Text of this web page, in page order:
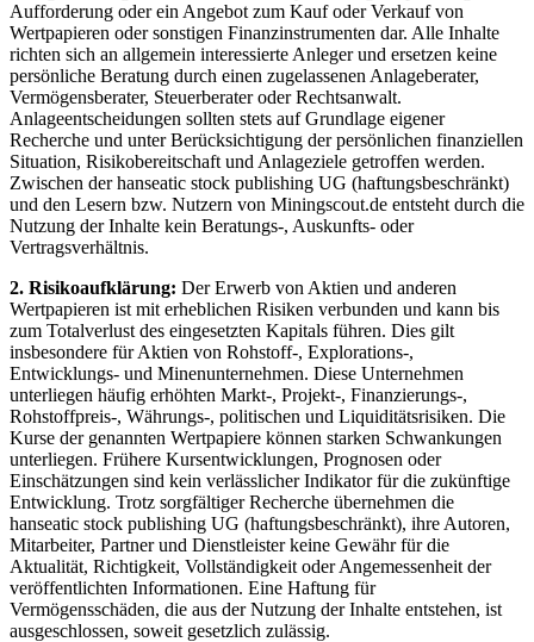
Aufforderung oder ein Angebot zum Kauf oder Verkauf von
Wertpapieren oder sonstigen Finanzinstrumenten dar. Alle Inhalte
richten sich an allgemein interessierte Anleger und ersetzen keine
persönliche Beratung durch einen zugelassenen Anlageberater,
Vermögensberater, Steuerberater oder Rechtsanwalt.
Anlageentscheidungen sollten stets auf Grundlage eigener
Recherche und unter Berücksichtigung der persönlichen finanziellen
Situation, Risikobereitschaft und Anlageziele getroffen werden.
Zwischen der hanseatic stock publishing UG (haftungsbeschränkt)
und den Lesern bzw. Nutzern von Miningscout.de entsteht durch die
Nutzung der Inhalte kein Beratungs-, Auskunfts- oder
Vertragsverhältnis.
2. Risikoaufklärung: Der Erwerb von Aktien und anderen
Wertpapieren ist mit erheblichen Risiken verbunden und kann bis
zum Totalverlust des eingesetzten Kapitals führen. Dies gilt
insbesondere für Aktien von Rohstoff-, Explorations-,
Entwicklungs- und Minenunternehmen. Diese Unternehmen
unterliegen häufig erhöhten Markt-, Projekt-, Finanzierungs-,
Rohstoffpreis-, Währungs-, politischen und Liquiditätsrisiken. Die
Kurse der genannten Wertpapiere können starken Schwankungen
unterliegen. Frühere Kursentwicklungen, Prognosen oder
Einschätzungen sind kein verlässlicher Indikator für die zukünftige
Entwicklung. Trotz sorgfältiger Recherche übernehmen die
hanseatic stock publishing UG (haftungsbeschränkt), ihre Autoren,
Mitarbeiter, Partner und Dienstleister keine Gewähr für die
Aktualität, Richtigkeit, Vollständigkeit oder Angemessenheit der
veröffentlichten Informationen. Eine Haftung für
Vermögensschäden, die aus der Nutzung der Inhalte entstehen, ist
ausgeschlossen, soweit gesetzlich zulässig.